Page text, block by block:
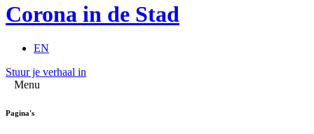
Corona in de Stad
EN
Stuur je verhaal in
Menu
Pagina's